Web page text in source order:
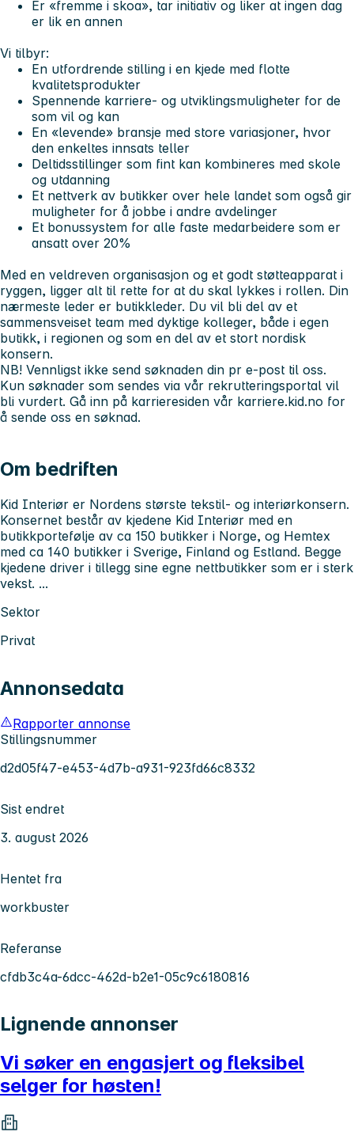
Er «fremme i skoa», tar initiativ og liker at ingen dag
er lik en annen
Vi tilbyr:
En utfordrende stilling i en kjede med flotte
kvalitetsprodukter
Spennende karriere- og utviklingsmuligheter for de
som vil og kan
En «levende» bransje med store variasjoner, hvor
den enkeltes innsats teller
Deltidsstillinger som fint kan kombineres med skole
og utdanning
Et nettverk av butikker over hele landet som også gir
muligheter for å jobbe i andre avdelinger
Et bonussystem for alle faste medarbeidere som er
ansatt over 20%
Med en veldreven organisasjon og et godt støtteapparat i
ryggen, ligger alt til rette for at du skal lykkes i rollen. Din
nærmeste leder er butikkleder. Du vil bli del av et
sammensveiset team med dyktige kolleger, både i egen
butikk, i regionen og som en del av et stort nordisk
konsern.
NB! Vennligst ikke send søknaden din pr e-post til oss.
Kun søknader som sendes via vår rekrutteringsportal vil
bli vurdert. Gå inn på karrieresiden vår karriere.kid.no for
å sende oss en søknad.
Om bedriften
Kid Interiør er Nordens største tekstil- og interiørkonsern.
Konsernet består av kjedene Kid Interiør med en
butikkportefølje av ca 150 butikker i Norge, og Hemtex
med ca 140 butikker i Sverige, Finland og Estland. Begge
kjedene driver i tillegg sine egne nettbutikker som er i sterk
vekst. ...
Sektor
Privat
Annonsedata
Rapporter annonse
Stillingsnummer
d2d05f47-e453-4d7b-a931-923fd66c8332
Sist endret
3. august 2026
Hentet fra
workbuster
Referanse
cfdb3c4a-6dcc-462d-b2e1-05c9c6180816
Lignende annonser
Vi søker en engasjert og fleksibel
selger for høsten!